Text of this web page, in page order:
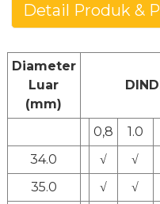
Detail Produk &
Diameter
Luar
(mm)
0,8 1.0
34.0
√ √
35.0
√ √